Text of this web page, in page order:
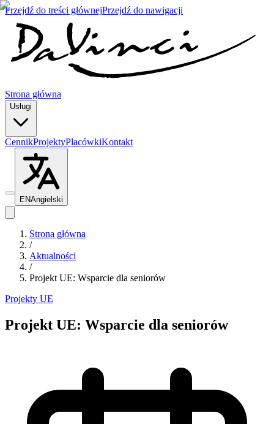
Przejdź do treści głównejPrzejdź do nawigacji
Strona główna
Usługi
CennikProjektyPlacówkiKontakt
ENAngielski
Strona główna
/
Aktualności
/
Projekt UE: Wsparcie dla seniorów
Projekty UE
Projekt UE: Wsparcie dla seniorów